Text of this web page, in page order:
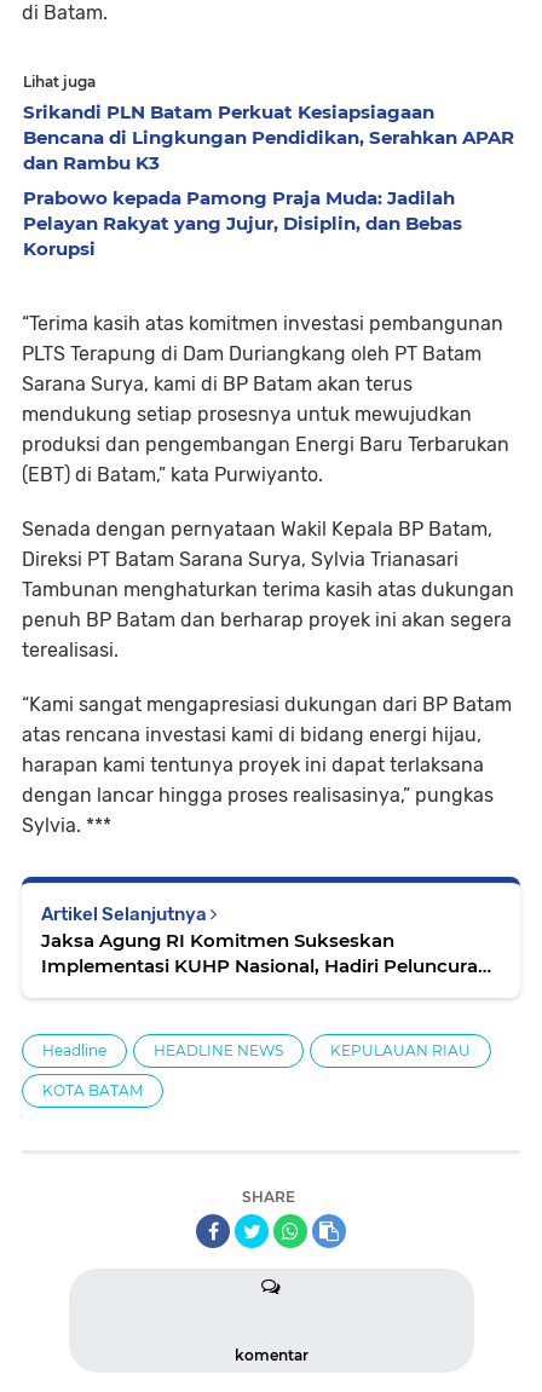
di Batam.
Lihat juga
Srikandi PLN Batam Perkuat Kesiapsiagaan
Bencana di Lingkungan Pendidikan, Serahkan APAR
dan Rambu K3
Prabowo kepada Pamong Praja Muda: Jadilah
Pelayan Rakyat yang Jujur, Disiplin, dan Bebas
Korupsi
“Terima kasih atas komitmen investasi pembangunan
PLTS Terapung di Dam Duriangkang oleh PT Batam
Sarana Surya, kami di BP Batam akan terus
mendukung setiap prosesnya untuk mewujudkan
produksi dan pengembangan Energi Baru Terbarukan
(EBT) di Batam,” kata Purwiyanto.
Senada dengan pernyataan Wakil Kepala BP Batam,
Direksi PT Batam Sarana Surya, Sylvia Trianasari
Tambunan menghaturkan terima kasih atas dukungan
penuh BP Batam dan berharap proyek ini akan segera
terealisasi.
“Kami sangat mengapresiasi dukungan dari BP Batam
atas rencana investasi kami di bidang energi hijau,
harapan kami tentunya proyek ini dapat terlaksana
dengan lancar hingga proses realisasinya,” pungkas
Sylvia. ***
Artikel Selanjutnya
Jaksa Agung RI Komitmen Sukseskan
Implementasi KUHP Nasional, Hadiri Peluncuran
Headline HEADLINE NEWS KEPULAUAN RIAU
KOTA BATAM
SHARE
komentar